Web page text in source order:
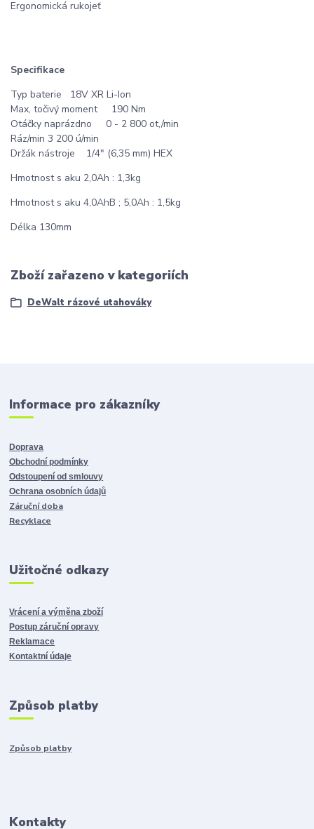
Ergonomická rukojeť
Specifikace
Typ baterie 18V XR Li-Ion
Max, točivý moment 190 Nm
Otáčky naprázdno 0 - 2 800 ot,/min
Ráz/min 3 200 ú/min
Držák nástroje 1/4" (6,35 mm) HEX
Hmotnost s aku 2,0Ah : 1,3kg
Hmotnost s aku 4,0AhB ; 5,0Ah : 1,5kg
Délka 130mm
Zboží zařazeno v kategoriích
DeWalt rázové utahováky
Informace pro zákazníky
Doprava
Obchodní podmínky
Odstoupení od smlouvy
Ochrana osobních údajů
Záruční doba
Recyklace
Užitočné odkazy
Vrácení a výměna zboží
Postup záruční opravy
Reklamace
Kontaktní údaje
Způsob platby
Způsob platby
Kontakty